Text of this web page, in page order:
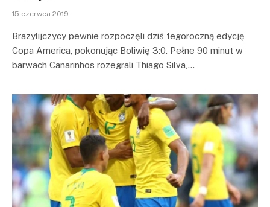
15 czerwca 2019
Brazylijczycy pewnie rozpoczęli dziś tegoroczną edycję
Copa America, pokonując Boliwię 3:0. Pełne 90 minut w
barwach Canarinhos rozegrali Thiago Silva,…